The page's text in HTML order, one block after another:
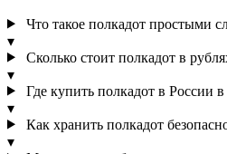
Что такое полкадот простыми
▾
Сколько стоит полкадот в
▾
Где купить полкадот в России
▾
Как хранить полкадот
▾